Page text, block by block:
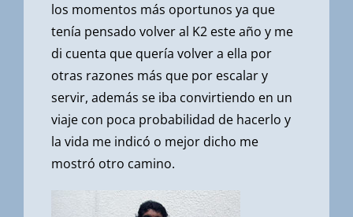
los momentos más oportunos ya que
tenía pensado volver al K2 este año y me
di cuenta que quería volver a ella por
otras razones más que por escalar y
servir, además se iba convirtiendo en un
viaje con poca probabilidad de hacerlo y
la vida me indicó o mejor dicho me
mostró otro camino.